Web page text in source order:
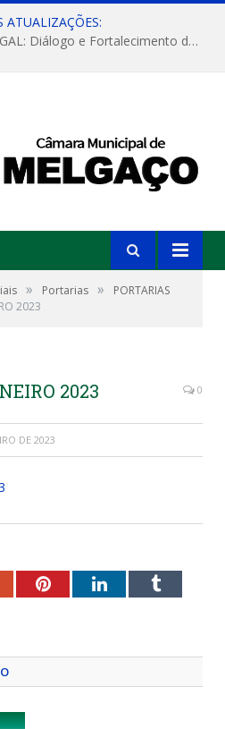
ATUALIZAÇÕES:
Convite: Encontro da APAIGAL: Diálogo e Fortalecimento da Agricultura Familiar
» Portarias »
PORTARIAS
2023
2023 0
DE 2023
PinterestLinkedInTumblr